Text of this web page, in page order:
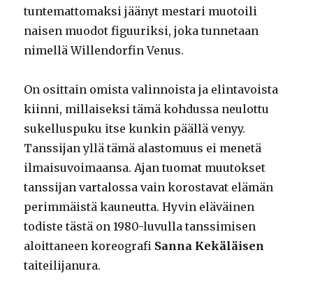
tuntemattomaksi jäänyt mestari muotoili
naisen muodot figuuriksi, joka tunnetaan
nimellä Willendorfin Venus.
On osittain omista valinnoista ja elintavoista
kiinni, millaiseksi tämä kohdussa neulottu
sukelluspuku itse kunkin päällä venyy.
Tanssijan yllä tämä alastomuus ei menetä
ilmaisuvoimaansa. Ajan tuomat muutokset
tanssijan vartalossa vain korostavat elämän
perimmäistä kauneutta. Hyvin eläväinen
todiste tästä on 1980-luvulla tanssimisen
aloittaneen koreografi Sanna Kekäläisen
taiteilijanura.